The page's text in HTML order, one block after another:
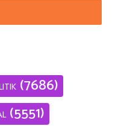
(7686)
(5551)